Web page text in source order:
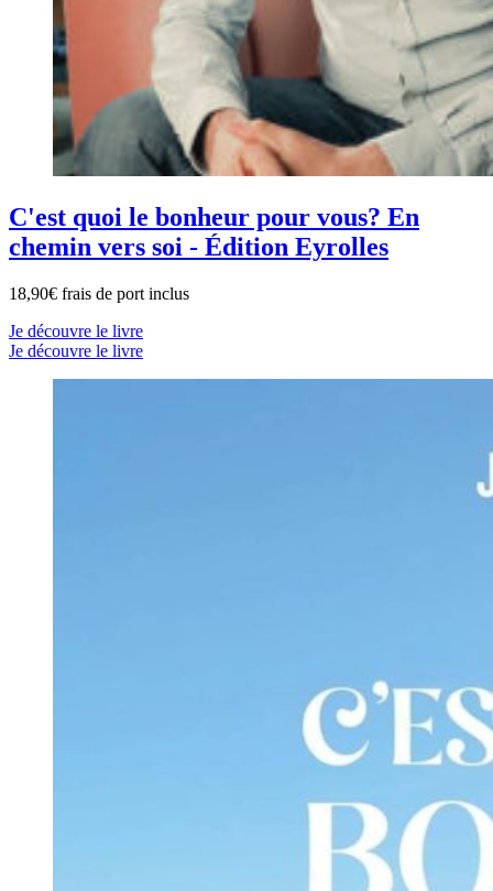
C'est quoi le bonheur pour vous? En
chemin vers soi - Édition Eyrolles
18,90€ frais de port inclus
Je découvre le livre
Je découvre le livre